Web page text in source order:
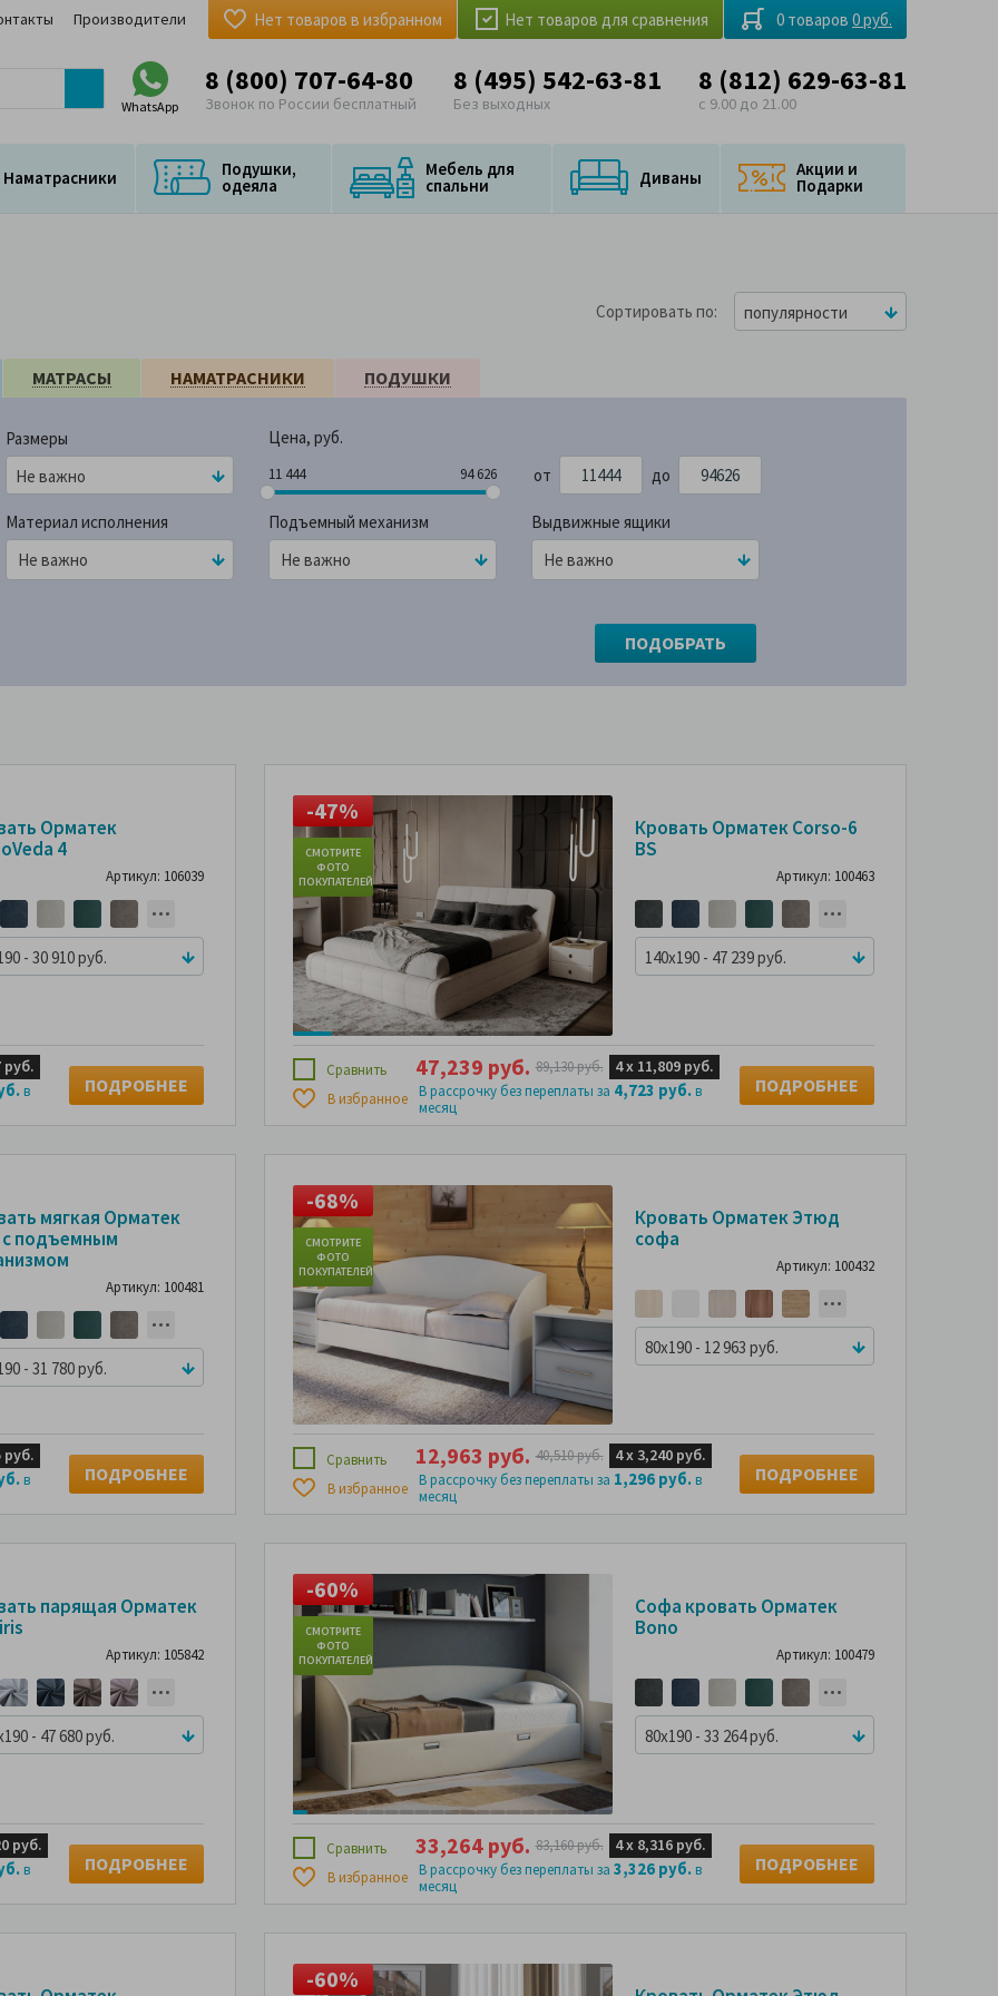
Производители Нет товаров для сравнения
Нет товаров в избранном 0 товаров 0 руб.
WhatsApp
8 (800) 707-64-80
Звонок по России бесплатный
8 (495) 542-63-81
Без выходных
8 (812) 629-63-81
с 9.00 до 21.00
Наматрасники Подушки,
одеяла
Мебель для
спальни Диваны Акции и
Подарки
Сортировать по популярности
МАТРАСЫ НАМАТРАСНИКИ ПОДУШКИ
Размеры
Не важно
Цена, руб.
11 444 94 626
11 444 94 626 от до
Материал исполнения Подъемный механизм Выдвижные ящики
-45%
СМОТРИТЕ
ФОТО
ПОКУПАТЕЛЕЙ
Орматек
4
Артикул: 106039
- 30 910 руб.
руб.
в
ПОДРОБНЕЕ
-47%
СМОТРИТЕ
ФОТО
ПОКУПАТЕЛЕЙ
СМОТРИТЕ
Кровать Орматек Corso-6
BS
Артикул: 100463
140x190 - 47 239 руб.
Сравнить
В избранное
47,239 руб. 89,130 руб. 4 х 11,809 руб.
В рассрочку без переплаты за 4,723 руб.в
месяц
ПОДРОБНЕЕ
-50%
мягкая Орматек
с подъемным
Артикул: 100481
- 31 780 руб.
руб.
в
ПОДРОБНЕЕ
-68%
СМОТРИТЕ
ФОТО
ПОКУПАТЕЛЕЙ
Кровать Орматек Этюд
софа
Артикул: 100432
80x190 - 12 963 руб.
Сравнить
В избранное
12,963 руб. 40,510 руб. 4 х 3,240 руб.
В рассрочку без переплаты за 1,296 руб.в
месяц
ПОДРОБНЕЕ
-45%
парящая Орматек
Артикул: 105842
- 47 680 руб.
руб.
в
ПОДРОБНЕЕ
-60%
СМОТРИТЕ
ФОТО
ПОКУПАТЕЛЕЙ
СМОТРИТЕ
Софа кровать Орматек
Bono
Артикул: 100479
80x190 - 33 264 руб.
Сравнить
В избранное
33,264 руб. 83,160 руб. 4 х 8,316 руб.
В рассрочку без переплаты за 3,326 руб.в
месяц
ПОДРОБНЕЕ
-46%
-60%